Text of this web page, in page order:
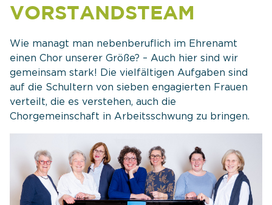
VORSTANDSTEAM
Wie managt man nebenberuflich im Ehrenamt
einen Chor unserer Größe? – Auch hier sind wir
gemeinsam stark! Die vielfältigen Aufgaben sind
auf die Schultern von sieben engagierten Frauen
verteilt, die es verstehen, auch die
Chorgemeinschaft in Arbeitsschwung zu bringen.